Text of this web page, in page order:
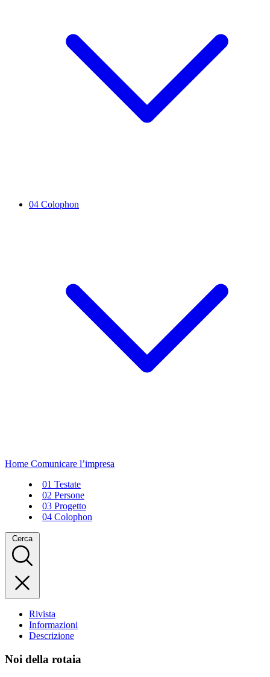
04 Colophon
Home Comunicare l’impresa
01 Testate
02 Persone
03 Progetto
04 Colophon
Cerca
Rivista
Informazioni
Descrizione
Noi della rotaia